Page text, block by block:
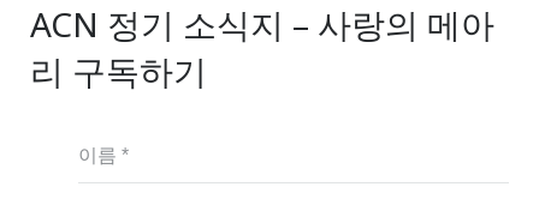
ACN 정기 소식지 – 사랑의 메아
리 구독하기
이름 *